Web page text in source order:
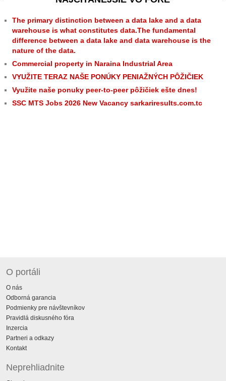
The primary distinction between a data lake and a data
warehouse is what constitutes data.The fundamental
difference between a data lake and data warehouse is the
nature of the data.
Commercial property in Naraina Industrial Area
VYUŽITE TERAZ NAŠE PONÚKY PENIAŽNÝCH PÔŽIČIEK
Využite naše ponuky peer-to-peer pôžičiek ešte dnes!
SSC MTS Jobs 2026 New Vacancy sarkariresults.com.tc
O portáli
O nás
Odborná garancia
Podmienky pre návštevníkov
Pravidlá diskusného fóra
Inzercia
Partneri a odkazy
Kontakt
Neprehliadnite